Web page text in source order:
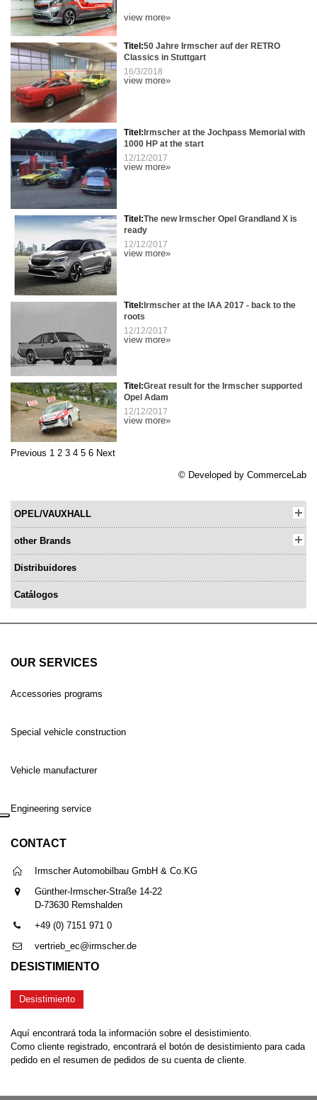
view more»
Titel:50 Jahre Irmscher auf der RETRO
Classics in Stuttgart
16/3/2018
view more»
Titel: Irmscher at the Jochpass Memorial with
1000 HP at the start
12/12/2017
view more»
Titel:The new Irmscher Opel Grandland X is
ready
12/12/2017
view more»
Titel: Irmscher at the IAA 2017 - back to the
roots
12/12/2017
view more»
Titel:Great result for the Irmscher supported
Opel Adam
12/12/2017
view more»
Previous 1 2 3 4 5 6 Next
© Developed by CommerceLab
OPEL/VAUXHALL
other Brands
Distribuidores
Catálogos
OUR SERVICES
Accessories programs
Special vehicle construction
Vehicle manufacturer
Engineering service
CONTACT
Irmscher Automobilbau GmbH & Co.KG
Günther-Irmscher-Straße 14-22
D-73630 Remshalden
+49 (0) 7151 971 0
vertrieb_ec@irmscher.de
DESISTIMIENTO
Desistimiento
Aquí encontrará toda la información sobre el desistimiento.
Como cliente registrado, encontrará el botón de desistimiento para cada
pedido en el resumen de pedidos de su cuenta de cliente.